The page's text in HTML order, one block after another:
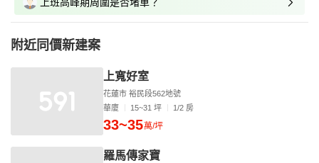
附近同價新建案
上寬好室
花蓮市 裕民段562地號
華廈
15~31 坪 1/2 房
33~35萬/坪
羅馬傳家寶